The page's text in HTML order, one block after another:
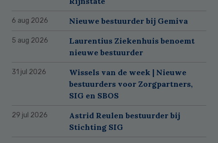
6 aug 2026 Nieuwe bestuurder bij Gemiva
5 aug 2026
Laurentius Ziekenhuis benoemt
nieuwe bestuurder
31 jul 2026
Wissels van de week | Nieuwe
bestuurders voor Zorgpartners,
SIG en SBOS
29 jul 2026
Astrid Reulen bestuurder bij
Stichting SIG